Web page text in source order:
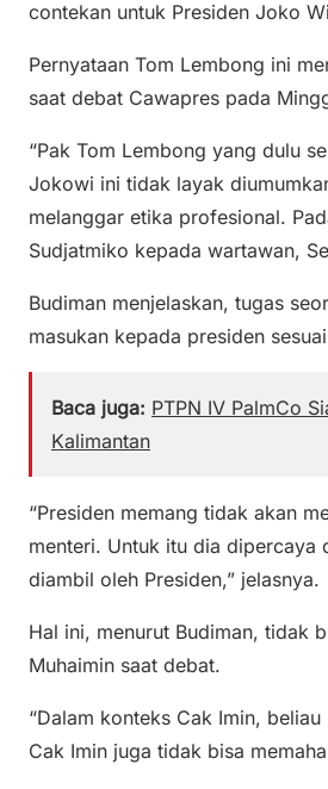
k
o
k
p
contekan untuk Presiden Joko
Pernyataan Tom Lembong ini
saat debat Cawapres pada
“Pak Tom Lembong yang dulu
Jokowi ini tidak layak
melanggar etika profesional.
Sudjatmiko kepada wartawan,
Budiman menjelaskan, tugas
masukan kepada presiden
Baca juga: PTPN IV PalmCo
Kalimantan
“Presiden memang tidak akan
menteri. Untuk itu dia dipercaya
diambil oleh Presiden,” jelasnya.
Hal ini, menurut Budiman, tidak
Muhaimin saat debat.
“Dalam konteks Cak Imin,
Cak Imin juga tidak bisa